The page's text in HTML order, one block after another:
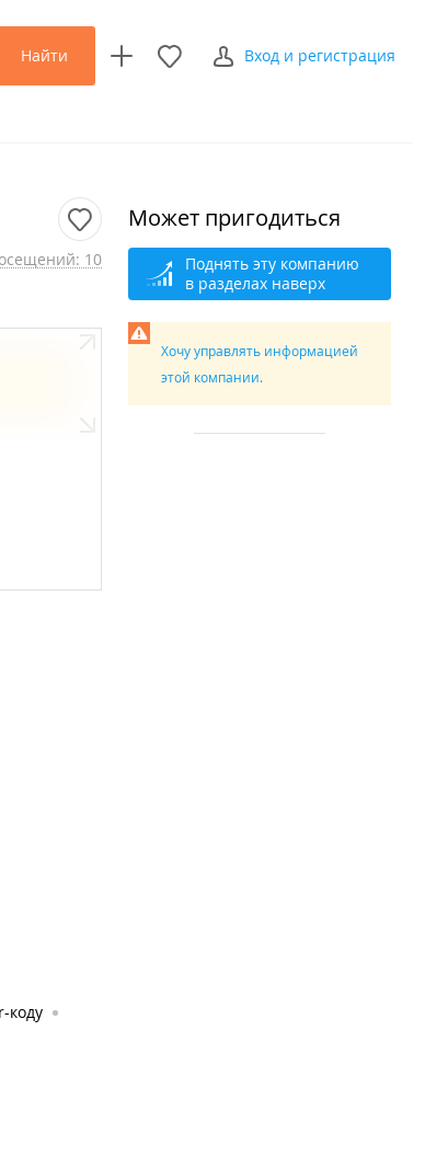
Найти Вход и регистрация
10
коду
Может пригодиться
Поднять эту компанию
в разделах наверх
Хочу управлять информацией
этой компании.